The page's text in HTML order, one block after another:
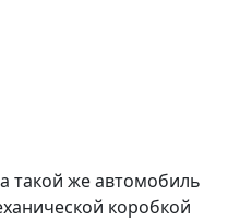
такой же автомобиль
коробкой